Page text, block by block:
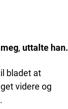
, uttalte han.
bladet at
videre og